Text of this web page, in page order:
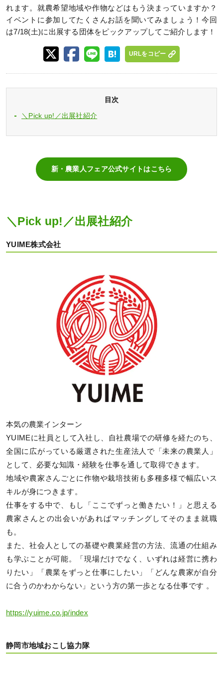
れます。就農希望地域や作物などはもう決まっていますか？
イベントに参加してたくさんお話を聞いてみましょう！今回
は7/18(土)に出展する団体をピックアップしてご紹介します！
URLをコピー
目次
＼Pick up!／出展社紹介
新・農業人フェア公式サイトはこちら
＼Pick up!／出展社紹介
YUIME株式会社
本気の農業インターン
YUIMEに社員として入社し、自社農場での研修を経たのち、
全国に広がっている厳選された生産法人で「未来の農業人」
として、必要な知識・経験を仕事を通して取得できます。
地域や農家さんごとに作物や栽培技術も多種多様で幅広いス
キルが身につきます。
仕事をする中で、もし「ここでずっと働きたい！」と思える
農家さんとの出会いがあればマッチングしてそのまま就職
も。
また、社会人としての基礎や農業経営の方法、流通の仕組み
も学ぶことが可能。「現場だけでなく、いずれは経営に携わ
りたい」「農業をずっと仕事にしたい」「どんな農家が自分
に合うのかわからない」という方の第一歩となる仕事です 。
https://yuime.co.jp/index
静岡市地域おこし協力隊